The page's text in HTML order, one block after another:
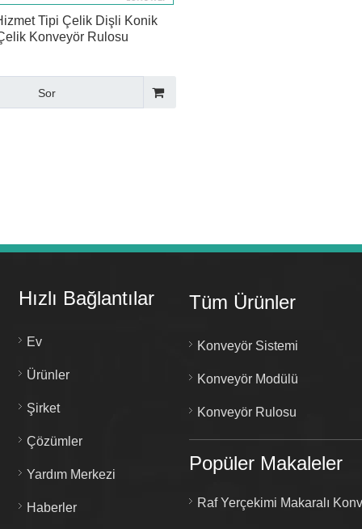
Tipi Çelik Dişli Konik
Konveyör Rulosu
Sor
Hızlı Bağlantılar
Ev
Ürünler
Şirket
Çözümler
Yardım Merkezi
Haberler
Tüm Ürünler
Konveyör Sistemi
Konveyör Modülü
Konveyör Rulosu
Popüler Makaleler
Raf Yerçekimi Makaralı